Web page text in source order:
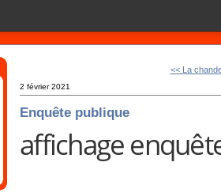
<< La
2 février 2021
Enquête publique
affichage